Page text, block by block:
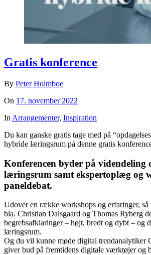
Gratis konference
By Peter Holmboe
On 17. november 2022
In Arrangementer, Inspiration
Du kan ganske gratis tage med på
hybride læringsrum på denne gratis
Konferencen byder på videndeling
læringsrum samt ekspertoplæg og
paneldebat.
Udover en række workshops og erfaringer,
bla. Christian Dalsgaard og Thomas Ryberg
begrebsafklaringer – højt, bredt og dybt – og
læringsrum.
Og du vil kunne møde digital trendanalytiker
giver bud på fremtidens digitale værktøjer og